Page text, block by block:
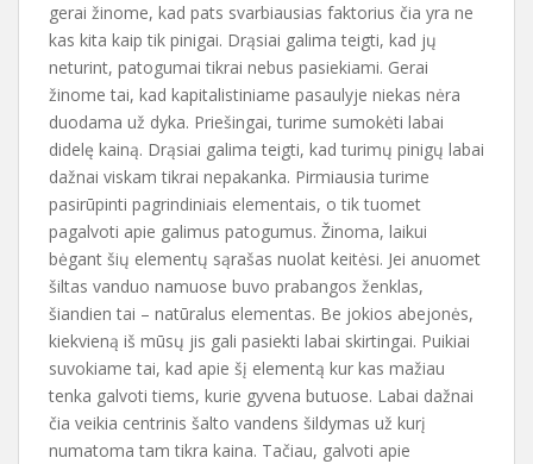
gerai žinome, kad pats svarbiausias faktorius čia yra ne
kas kita kaip tik pinigai. Drąsiai galima teigti, kad jų
neturint, patogumai tikrai nebus pasiekiami. Gerai
žinome tai, kad kapitalistiniame pasaulyje niekas nėra
duodama už dyka. Priešingai, turime sumokėti labai
didelę kainą. Drąsiai galima teigti, kad turimų pinigų labai
dažnai viskam tikrai nepakanka. Pirmiausia turime
pasirūpinti pagrindiniais elementais, o tik tuomet
pagalvoti apie galimus patogumus. Žinoma, laikui
bėgant šių elementų sąrašas nuolat keitėsi. Jei anuomet
šiltas vanduo namuose buvo prabangos ženklas,
šiandien tai – natūralus elementas. Be jokios abejonės,
kiekvieną iš mūsų jis gali pasiekti labai skirtingai. Puikiai
suvokiame tai, kad apie šį elementą kur kas mažiau
tenka galvoti tiems, kurie gyvena butuose. Labai dažnai
čia veikia centrinis šalto vandens šildymas už kurį
numatoma tam tikra kaina. Tačiau, galvoti apie